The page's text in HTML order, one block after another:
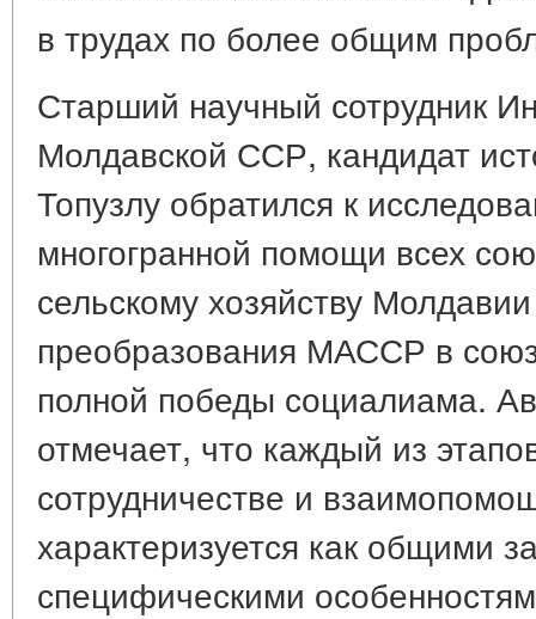
в трудах по более общим
Старший научный сотрудник
Молдавской ССР, кандидат
Топузлу обратился к
многогранной помощи всех
сельскому хозяйству
преобразования МАССР в
полной победы социалиама.
отмечает, что каждый из
сотрудничестве и
характеризуется как общими
специфическими